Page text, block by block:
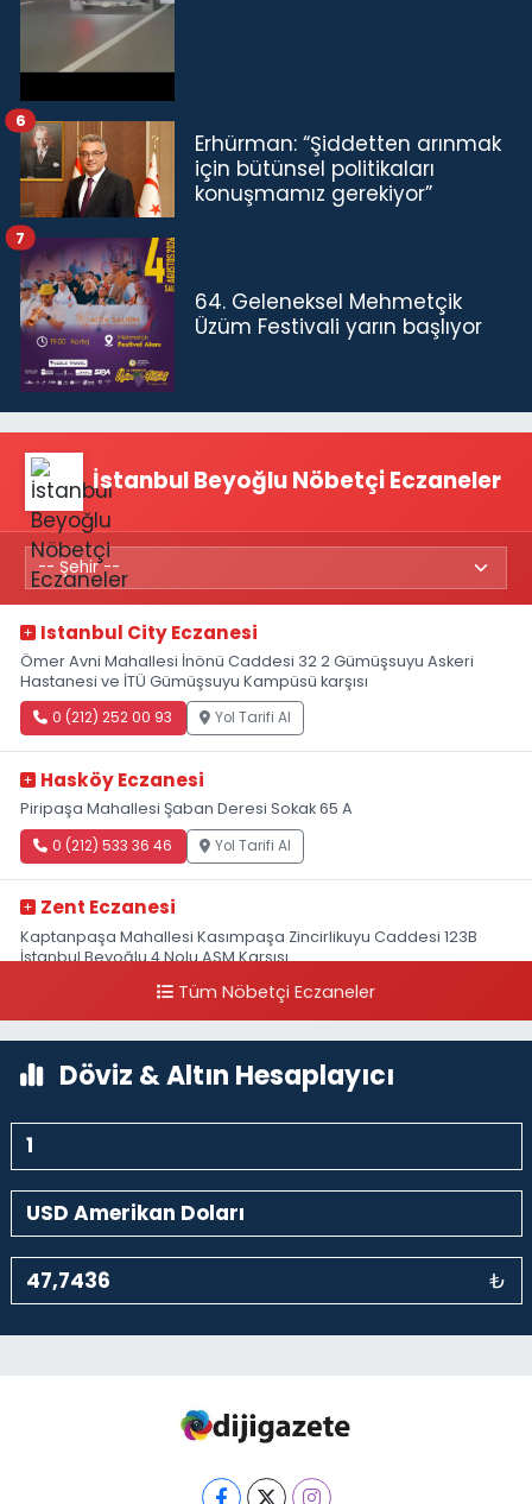
Erhürman: “Şiddetten arınmak
için bütünsel politikaları
konuşmamız gerekiyor”
6
64. Geleneksel Mehmetçik
Üzüm Festivali yarın başlıyor
7
İstanbul Beyoğlu Nöbetçi Eczaneler
Istanbul City Eczanesi
Ömer Avni Mahallesi İnönü Caddesi 32 2 Gümüşsuyu Askeri
Hastanesi ve İTÜ Gümüşsuyu Kampüsü karşısı
0 (212) 252 00 93 Yol Tarifi Al
Hasköy Eczanesi
Piripaşa Mahallesi Şaban Deresi Sokak 65 A
0 (212) 533 36 46 Yol Tarifi Al
Zent Eczanesi
Kaptanpaşa Mahallesi Kasımpaşa Zincirlikuyu Caddesi 123B
İstanbul Beyoğlu 4 Nolu ASM Karşısı
0 (212) 297 96 92 Yol Tarifi Al
Tüm Nöbetçi Eczaneler
Döviz & Altın Hesaplayıcı
₺